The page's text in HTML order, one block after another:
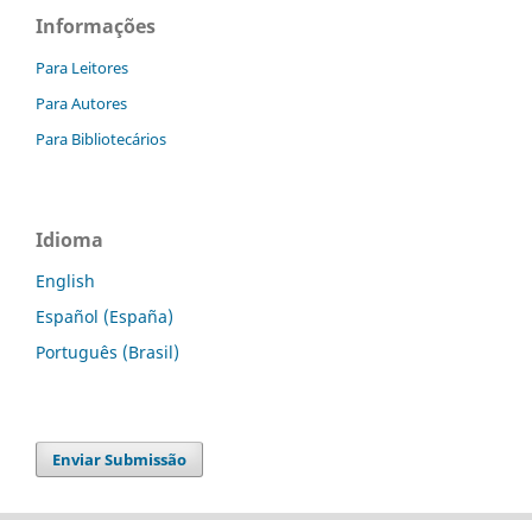
Informações
Para Leitores
Para Autores
Para Bibliotecários
Idioma
English
Español (España)
Português (Brasil)
Enviar Submissão